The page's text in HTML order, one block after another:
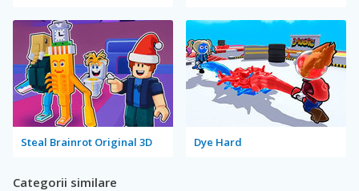
Steal Brainrot Original 3D Dye Hard
Categorii similare